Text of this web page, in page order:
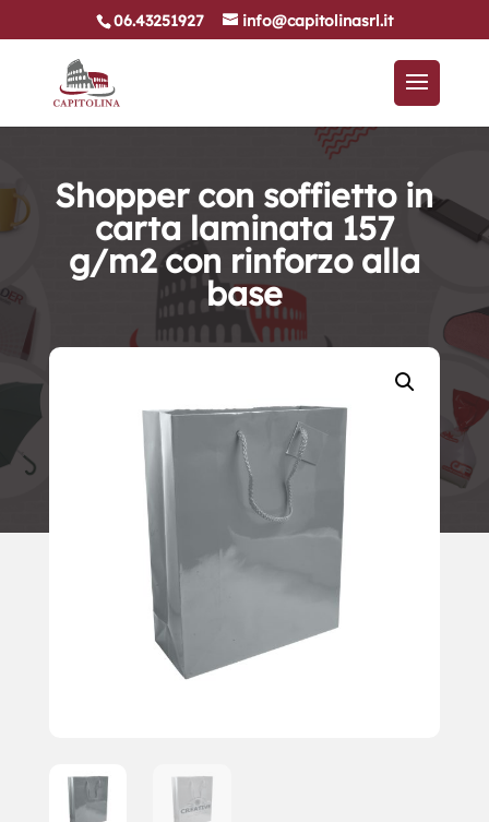
06.43251927 info@capitolinasrl.it
Shopper con soffietto in
carta laminata 157
g/m2 con rinforzo alla
base